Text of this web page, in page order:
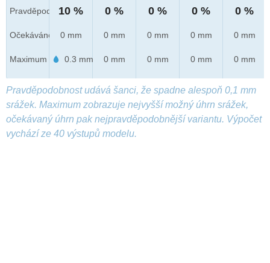
Pravděpod.
Očekáváno
Maximum
10 %
0 mm
0.3 mm
0 %
0 mm
0 mm
0 %
0 mm
0 mm
0 %
0 mm
0 mm
0 %
0 mm
0 mm
Pravděpodobnost udává šanci, že spadne alespoň 0,1 mm
srážek. Maximum zobrazuje nejvyšší možný úhrn srážek,
očekávaný úhrn pak nejpravděpodobnější variantu. Výpočet
vychází ze 40 výstupů modelu.